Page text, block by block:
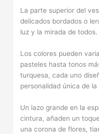
La parte superior del
delicados bordados o
luz y la mirada de todos.
Los colores pueden
pasteles hasta tonos
turquesa, cada uno
personalidad única de
Un lazo grande en la
cintura, añaden un
una corona de flores,